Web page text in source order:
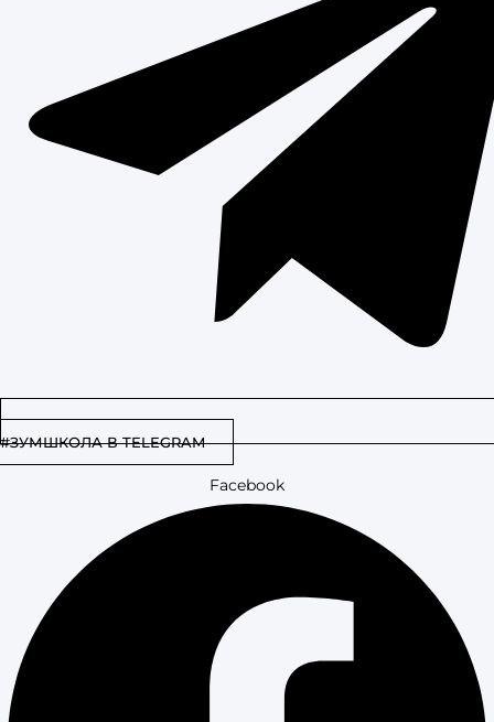
#ЗУМШКОЛА В TELEGRAM
Facebook